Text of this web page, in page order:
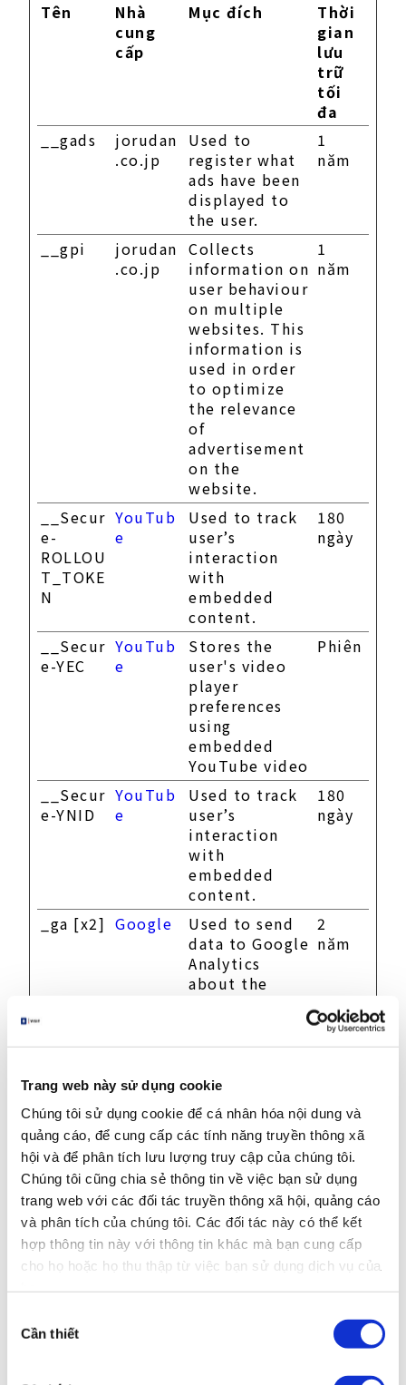
Trang web này sử dụng cookie
Chúng tôi sử dụng cookie để cá nhân hóa nội dung và
quảng cáo, để cung cấp các tính năng truyền thông xã
hội và để phân tích lưu lượng truy cập của chúng tôi.
Chúng tôi cũng chia sẻ thông tin về việc bạn sử dụng
trang web với các đối tác truyền thông xã hội, quảng cáo
và phân tích của chúng tôi. Các đối tác này có thể kết
hợp thông tin này với thông tin khác mà bạn cung cấp
cho họ hoặc họ thu thập từ việc bạn sử dụng dịch vụ của
chọn
Cần thiết
Tên
Nhà
cung
cấp
Mục đích
Thời
gian
lưu
trữ
tối
đa
__gads
jorudan
.co.jp
Used to
register what
ads have been
displayed to
the user.
1
năm
__gpi
jorudan
.co.jp
Collects
information on
user behaviour
on multiple
websites. This
information is
used in order
to optimize
the relevance
of
advertisement
on the
website.
1
năm
__Secur
e-
ROLLOU
T_TOKE
N
YouTub
e
Used to track
user’s
interaction
with
embedded
content.
180
ngày
__Secur
e-YEC
YouTub
e
Stores the
user's video
player
preferences
using
embedded
YouTube video
Phiên
__Secur
e-YNID
YouTub
e
Used to track
user’s
interaction
with
embedded
content.
180
ngày
_ga [x2] Google
Used to send
data to Google
Analytics
about the
behavior.
visitor across
devices and
marketing
channels.
2
năm
_ga_#
[x2]
Google
Used to send
data to Google
Analytics
about the
visitor's
device and
behavior.
2
năm